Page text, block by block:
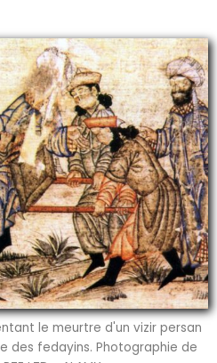
le meurtre d'un vizir persan
des fedayins. Photographie de